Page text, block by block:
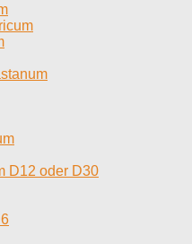
D12 oder D30